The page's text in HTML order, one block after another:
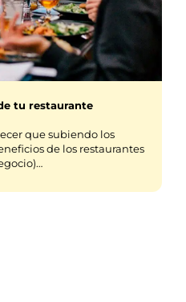
tu restaurante
que subiendo los
de los restaurantes